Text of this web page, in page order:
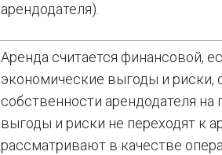
арендодателя).
Аренда считается финансовой,
экономические выгоды и риски,
собственности арендодателя
выгоды и риски не переходят к
рассматривают в качестве